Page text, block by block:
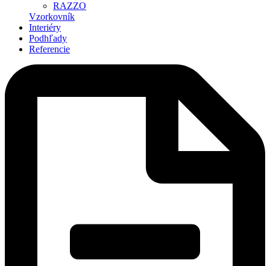
RAZZO
Vzorkovník
Interiéry
Podhľady
Referencie